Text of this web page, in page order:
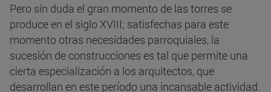
Pero sin duda el gran momento de las torres se
produce en el siglo XVIII; satisfechas para este
momento otras necesidades parroquiales, la
sucesión de construcciones es tal que permite una
cierta especialización a los arquitectos, que
desarrollan en este período una incansable actividad.